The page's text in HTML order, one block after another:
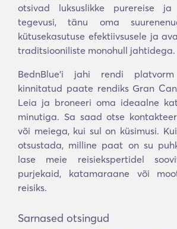
otsivad luksuslikke purereise
tegevusi, tänu oma
kütusekasutuse efektiivsusele ja
traditsiooniliste monohull jahtidega.
BednBlue’i jahi rendi
kinnitatud paate rendiks Gran
Leia ja broneeri oma ideaalne
minutiga. Sa saad otse
või meiega, kui sul on küsimusi.
otsustada, milline paat on su
lase meie reisiekspertidel
purjekaid, katamaraane või
reisiks.
Sarnased otsingud